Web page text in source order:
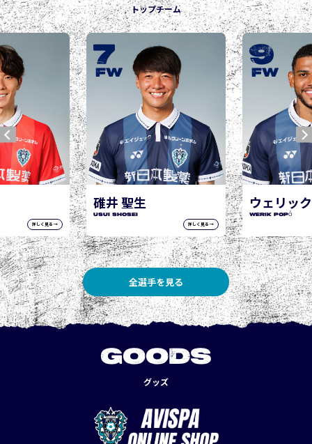
トップチーム
詳しく見る →
ウェリック ポポ
WERIK POPÓ
詳しく見る →
9
FW
城後 寿
JOGO Hisashi
10
FW
全選手を見る
GOODS
グッズ